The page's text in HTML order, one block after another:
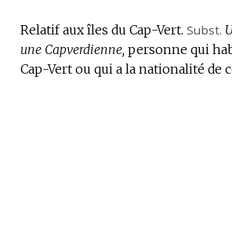
Relatif aux îles du Cap-Vert. Subst.
une Capverdienne, personne qui
Cap-Vert ou qui a la nationalité de